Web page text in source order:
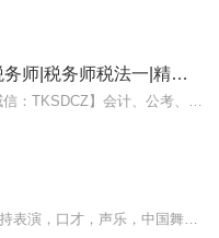
2022年税务师|注册税务师|税务师税法一|精讲班